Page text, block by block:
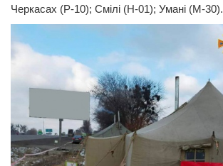
Черкасах (Р-10); Смілі (Н-01); Умані (М-30).